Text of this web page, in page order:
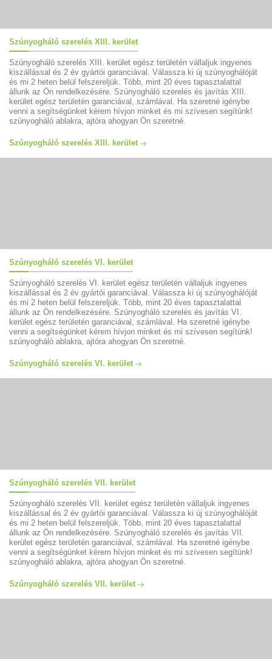
Szúnyogháló szerelés XIII. kerület
Szúnyogháló szerelés XIII. kerület egész területén vállaljuk ingyenes
kiszállással és 2 év gyártói garanciával. Válassza ki új szúnyoghálóját
és mi 2 heten belül felszereljük. Több, mint 20 éves tapasztalattal
állunk az Ön rendelkezésére. Szúnyogháló szerelés és javítás XIII.
kerület egész területén garanciával, számlával. Ha szeretné igénybe
venni a segítségünket kérem hívjon minket és mi szívesen segítünk!
szúnyogháló ablakra, ajtóra ahogyan Ön szeretné.
Szúnyogháló szerelés XIII. kerület
Szúnyogháló szerelés VI. kerület
Szúnyogháló szerelés VI. kerület egész területén vállaljuk ingyenes
kiszállással és 2 év gyártói garanciával. Válassza ki új szúnyoghálóját
és mi 2 heten belül felszereljük. Több, mint 20 éves tapasztalattal
állunk az Ön rendelkezésére. Szúnyogháló szerelés és javítás VI.
kerület egész területén garanciával, számlával. Ha szeretné igénybe
venni a segítségünket kérem hívjon minket és mi szívesen segítünk!
szúnyogháló ablakra, ajtóra ahogyan Ön szeretné.
Szúnyogháló szerelés VI. kerület
Szúnyogháló szerelés VII. kerület
Szúnyogháló szerelés VII. kerület egész területén vállaljuk ingyenes
kiszállással és 2 év gyártói garanciával. Válassza ki új szúnyoghálóját
és mi 2 heten belül felszereljük. Több, mint 20 éves tapasztalattal
állunk az Ön rendelkezésére. Szúnyogháló szerelés és javítás VII.
kerület egész területén garanciával, számlával. Ha szeretné igénybe
venni a segítségünket kérem hívjon minket és mi szívesen segítünk!
szúnyogháló ablakra, ajtóra ahogyan Ön szeretné.
Szúnyogháló szerelés VII. kerület